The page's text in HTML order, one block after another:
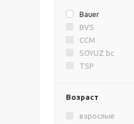
Bauer
BVS
CCM
SOYUZ bc
TSP
Возраст
взрослые